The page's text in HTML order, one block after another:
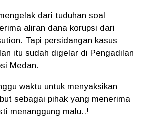
dari tuduhan soal
aliran dana korupsi dari
Tapi persidangan kasus
itu sudah digelar di Pengadilan
Medan.
waktu untuk menyaksikan
sebagai pihak yang menerima
menanggung malu..!